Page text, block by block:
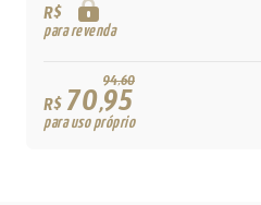
R$
para revenda
94,60
R$70,95
para uso próprio